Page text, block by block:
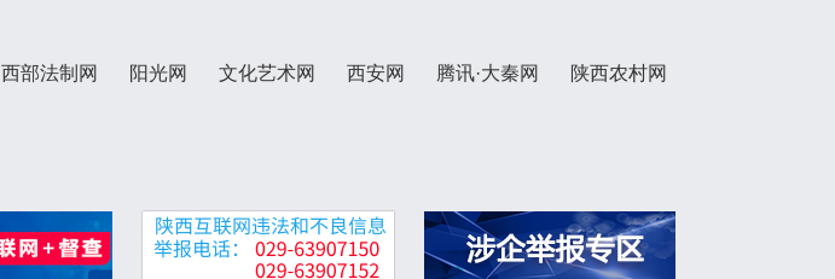
西部法制网 阳光网 文化艺术网 西安网 腾讯·大秦网
陕西农村网